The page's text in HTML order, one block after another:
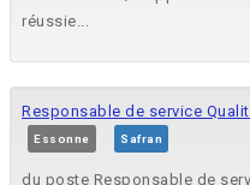
réussie...
Responsable de service
Essonne Safran
du poste Responsable de